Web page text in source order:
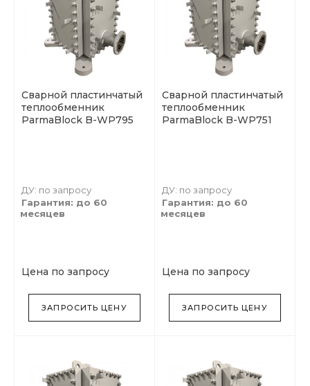
Сварной пластинчатый
теплообменник
ParmaBlock B-WP795
ДУ: по запросу
Гарантия: до 60
месяцев
Цена по запросу
ЗАПРОСИТЬ ЦЕНУ
Сварной пластинчатый
теплообменник
ParmaBlock B-WP751
ДУ: по запросу
Гарантия: до 60
месяцев
Цена по запросу
ЗАПРОСИТЬ ЦЕНУ